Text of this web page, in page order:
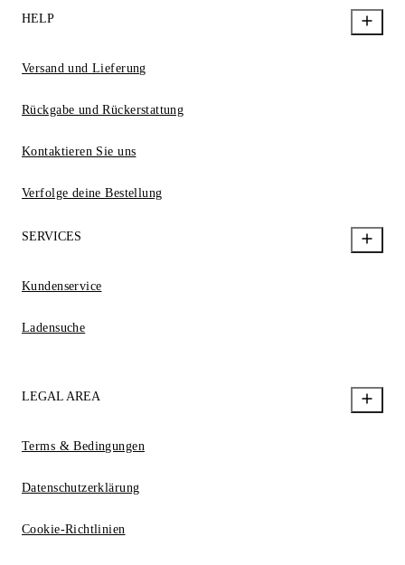
HELP
Versand und Lieferung
Rückgabe und Rückerstattung
Kontaktieren Sie uns
Verfolge deine Bestellung
SERVICES
Kundenservice
Ladensuche
LEGAL AREA
Terms & Bedingungen
Datenschutzerklärung
Cookie-Richtlinien